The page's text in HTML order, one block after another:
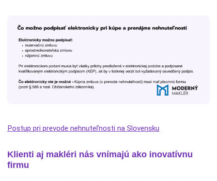
Postup pri prevode nehnuteľnosti na Slovensku
Klienti aj makléri nás vnímajú ako inovatívnu
firmu